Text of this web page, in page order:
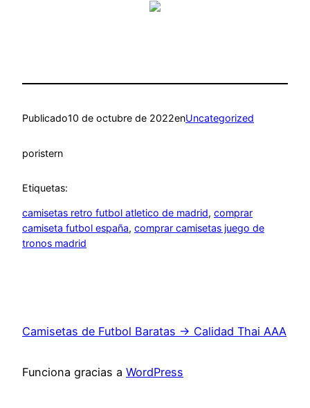
Publicado10 de octubre de 2022enUncategorized
poristern
Etiquetas:
camisetas retro futbol atletico de madrid, comprar
camiseta futbol españa, comprar camisetas juego de
tronos madrid
Camisetas de Futbol Baratas → Calidad Thai AAA
Funciona gracias a WordPress